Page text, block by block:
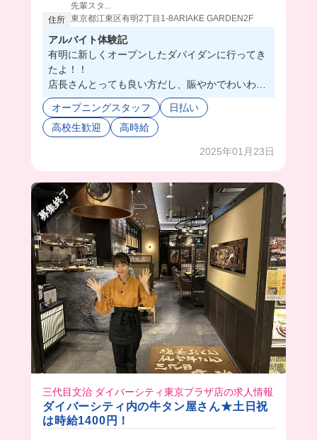
先輩スタ...
住所 東京都江東区有明2丁目1-8ARIAKE GARDEN2F
アルバイト体験記
有明に新しくオープンしたダパイダンに行ってき
たよ！！
店長さんとっても良い方だし、賑やかでわいわい
楽しみながら働けた🤘
髪色ネイル自由だし、まかないはメニューから選
べちゃうの最高すぎない？？？
お仕事完結しちゃうの働きやすい✨
オープニングスタッフ
日払い
高校生歓迎
高時給
2025年01月23日
募集終了
三代目文治 ダイバーシティ東京プラザ店の求人情報
ダイバーシティ内の牛タン屋さん★土日祝
は時給1400円！